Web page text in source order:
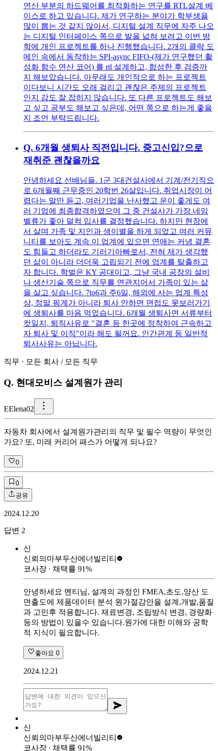
연산 부분의 하드웨어를 최적화하는 연구를 RTL설계 베
이스로 하고 있습니다. 제가 연구하는 분야가 학부생을
많이 뽑는 것 같지 않아서, 디지털 설계 직무에 자주 나오
는 디지털 인터페이스 쪽으로 발을 넓혀 보려고 이번 방
학에 개인 프로젝트를 하나 진행했습니다. 2개의 클락 도
메인 속에서 동작하는 SPI-async FIFO-(제가 연구했던 활
성화 함수 연산 코어) 를 rtl 설계하고, 합성한 후 검증까
지 해보았습니다. 아무래도 개인적으로 하는 프로젝트
이다보니 시간도 오래 걸리고 괜찮은 주제의 프로젝트
인지 감도 잘 잡히지 않습니다. 또 다른 프로젝트도 해보
고 싶고 공부도 해보고 싶은데, 어떤 쪽으로 하는게 좋을
지 조언 부탁드립니다.
Q. 6개월 생퇴사 직전입니다. 중고신입?으로
재취준 괜찮을까요
안녕하세요 선배님들. 1군 3대건설사에서 기계/전기직으
로 6개월째 근무중인 20학번 26살입니다. 취업시장이 어
렵다는 말만 듣고, 여러기업을 난사했고 운이 좋게도 여
러 기업에 최종합격하였으며 그 중 건설사가 가장 네임
벨류가 좋아 덜컥 입사를 결정했습니다. 하지만 현장에
서 살며 가족 및 지인과 생이별을 하게 되었고 여러 커뮤
니티를 보아도 계속 이 업계에 있으면 연애는 커녕 결혼
도 힘들고 하더라도 기러기아빠로서, 전혀 제가 생각했
던 삶이 아니라 더더욱 고립되기 전에 업계를 탈출하고
자 합니다. 학벌은 KY 공대이고, 그냥 국내 공장의 설비
나 생산기술 쪽으로 직무를 연관지어서 가족이 있는 삶
을 살고 싶습니다. 7to6과 주6일, 해외에 사는 업계 특성
상, 정말 핑계가 아니라 퇴사 안하면 면접도 못보러가기
에 생퇴사를 마음 먹었습니다. 6개월 생퇴사면 서류부터
컷일지, 퇴직사유로 "결혼 등 한곳에 정착하여 근속하고
자 퇴사 및 이직"이라 해도 될꺼요. 인간관계 등 일반적
퇴사사유는 아닙니다.
직무 · 모든 회사 / 모든 직무
Q. 현대모비스 설계원가 관리
EElena02
자동차 회사에서 설계원가관리의 직무 및 필수 역량이 무엇인
가요? 또, 미래 커리어 패스가 어떻게 되나요?
0
0
공유
2024.12.20
답변 2
신
신뢰의마부두산에너빌리티
코사장 ∙ 채택률 91%
안녕하세요 멘티님, 설계의 과정인 FMEA,초도,양산 도
면출도에 제품데이터 분석 원가절감안을 설계,개발,품질
과 고민후 적용합니다. 재료변경, 조립방식 변경, 경량화
등의 방법이 있을수 있습니다.원가에 대한 이해와 공학
적 지식이 필요합니다.
좋아요 0
2024.12.21
신
신뢰의마부두산에너빌리티
코사장 ∙ 채택률 91%